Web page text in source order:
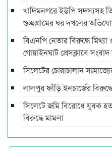
খাদিমনগরে ইউপি সদস্যসহ
গুচ্ছগ্রামের ঘর দখলের
বিএনপি নেতার বিরুদ্ধে মিথ্যা
গোয়াইনঘাট প্রেসক্লাবে
সিলেটের চোরাচালান
লালপুর ফাঁড়ি ইনচার্জের
সিলেটে জমি বিরোধে যুবক
বিরুদ্ধে মামলা